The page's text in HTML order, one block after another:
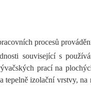
procesů
související s
prací na
izolační vrstvy,